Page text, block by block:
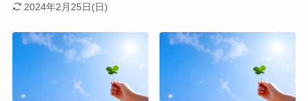
2024年2月25日(日)